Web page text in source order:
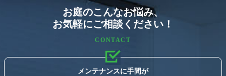
お庭のこんなお悩み、
お気軽にご相談ください！
CONTACT
メンテナンスに手間が